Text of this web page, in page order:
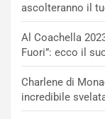
ascolteranno il
Al Coachella
Fuori”: ecco il
Charlene di
incredibile